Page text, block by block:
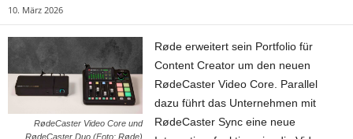
10. März 2026
RødeCaster Video Core und
RødeCaster Duo (Foto: Røde)
Røde erweitert sein Portfolio für
Content Creator um den neuen
RødeCaster Video Core. Parallel
dazu führt das Unternehmen mit
RødeCaster Sync eine neue